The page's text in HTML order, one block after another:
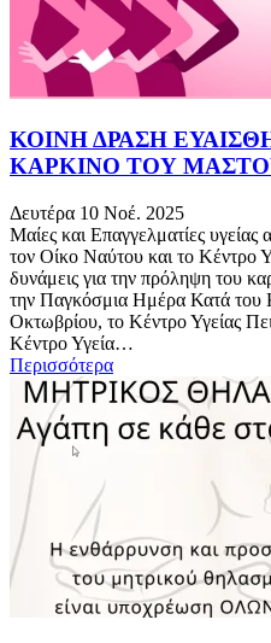
ΚΟΙΝΗ ΔΡΑΣΗ
ΚΑΡΚΙΝΟ ΤΟΥ
Δευτέρα 10 Νοέ. 2025
Μαίες και Επαγγελματίες υγείας
τον Οίκο Ναύτου και το Κέντρο
δυνάμεις για την πρόληψη του
την Παγκόσμια Ημέρα Κατά του
Οκτωβρίου, το Κέντρο Υγείας
Κέντρο Υγεία…
Περισσότερα